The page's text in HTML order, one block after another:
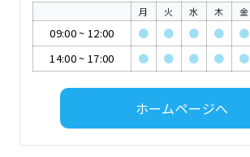
月 火 水 木 金
09:00~ 12:00 ● ● ● ● ●
14:00~ 17:00 ● ● ● ● ●
ホームページへ